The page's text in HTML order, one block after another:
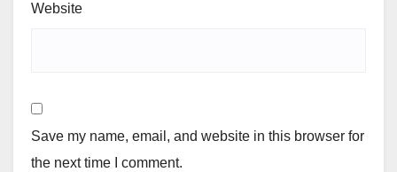
Website
Save my name, email, and website in this browser for
the next time I comment.